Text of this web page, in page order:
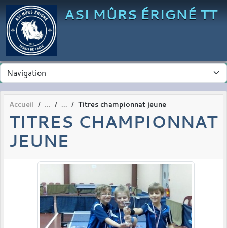
ASI MÛRS ÉRIGNÉ TT
Accueil Titres championnat jeune
TITRES CHAMPIONNAT
JEUNE
Panneau de gestion des cookies